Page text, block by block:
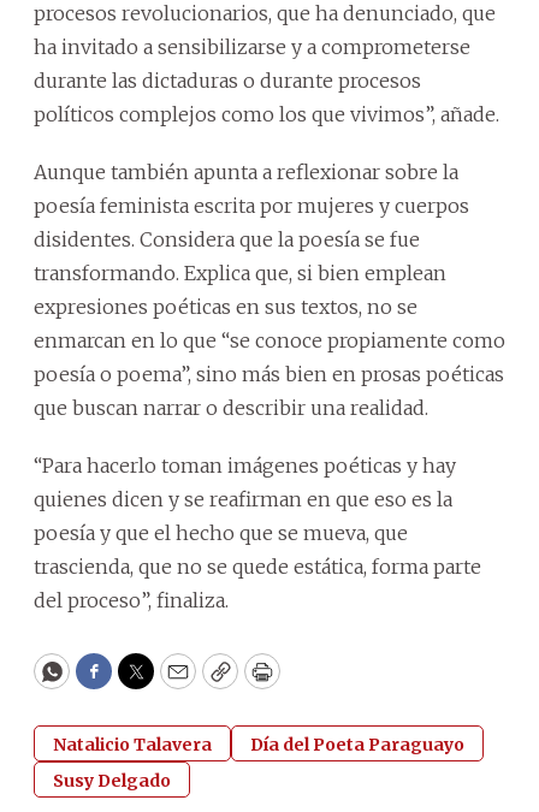
procesos revolucionarios, que ha denunciado, que
ha invitado a sensibilizarse y a comprometerse
durante las dictaduras o durante procesos
políticos complejos como los que vivimos”, añade.
Aunque también apunta a reflexionar sobre la
poesía feminista escrita por mujeres y cuerpos
disidentes. Considera que la poesía se fue
transformando. Explica que, si bien emplean
expresiones poéticas en sus textos, no se
enmarcan en lo que “se conoce propiamente como
poesía o poema”, sino más bien en prosas poéticas
que buscan narrar o describir una realidad.
“Para hacerlo toman imágenes poéticas y hay
quienes dicen y se reafirman en que eso es la
poesía y que el hecho que se mueva, que
trascienda, que no se quede estática, forma parte
del proceso”, finaliza.
WhatsApp
Facebook
Twitter
EmailCopyPrint
Natalicio Talavera
Día del Poeta Paraguayo
Susy Delgado